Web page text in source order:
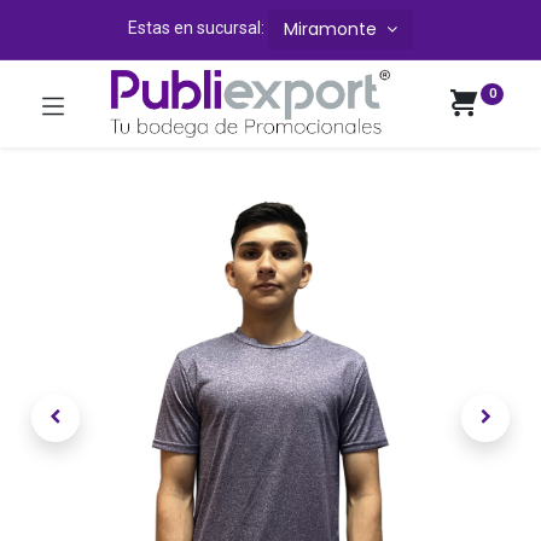
Estas en sucursal: Miramonte
0